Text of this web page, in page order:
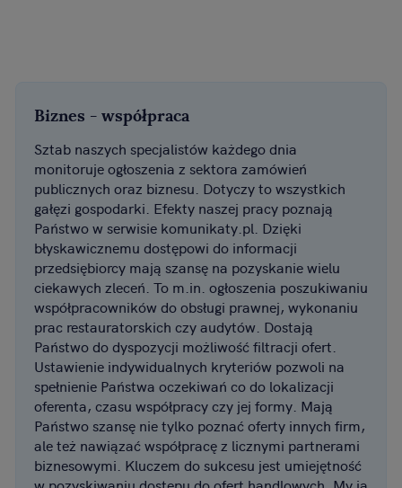
Biznes - współpraca
Sztab naszych specjalistów każdego dnia
monitoruje ogłoszenia z sektora zamówień
publicznych oraz biznesu. Dotyczy to wszystkich
gałęzi gospodarki. Efekty naszej pracy poznają
Państwo w serwisie komunikaty.pl. Dzięki
błyskawicznemu dostępowi do informacji
przedsiębiorcy mają szansę na pozyskanie wielu
ciekawych zleceń. To m.in. ogłoszenia poszukiwaniu
współpracowników do obsługi prawnej, wykonaniu
prac restauratorskich czy audytów. Dostają
Państwo do dyspozycji możliwość filtracji ofert.
Ustawienie indywidualnych kryteriów pozwoli na
spełnienie Państwa oczekiwań co do lokalizacji
oferenta, czasu współpracy czy jej formy. Mają
Państwo szansę nie tylko poznać oferty innych firm,
ale też nawiązać współpracę z licznymi partnerami
biznesowymi. Kluczem do sukcesu jest umiejętność